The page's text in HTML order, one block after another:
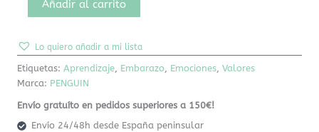
Añadir al carrito
Lo quiero añadir a mi lista
Etiquetas: Aprendizaje Embarazo Emociones ,Valores
Marca: PENGUIN
Envío gratuíto en pedidos superiores a 150€!
Envío 24/48h desde España peninsular